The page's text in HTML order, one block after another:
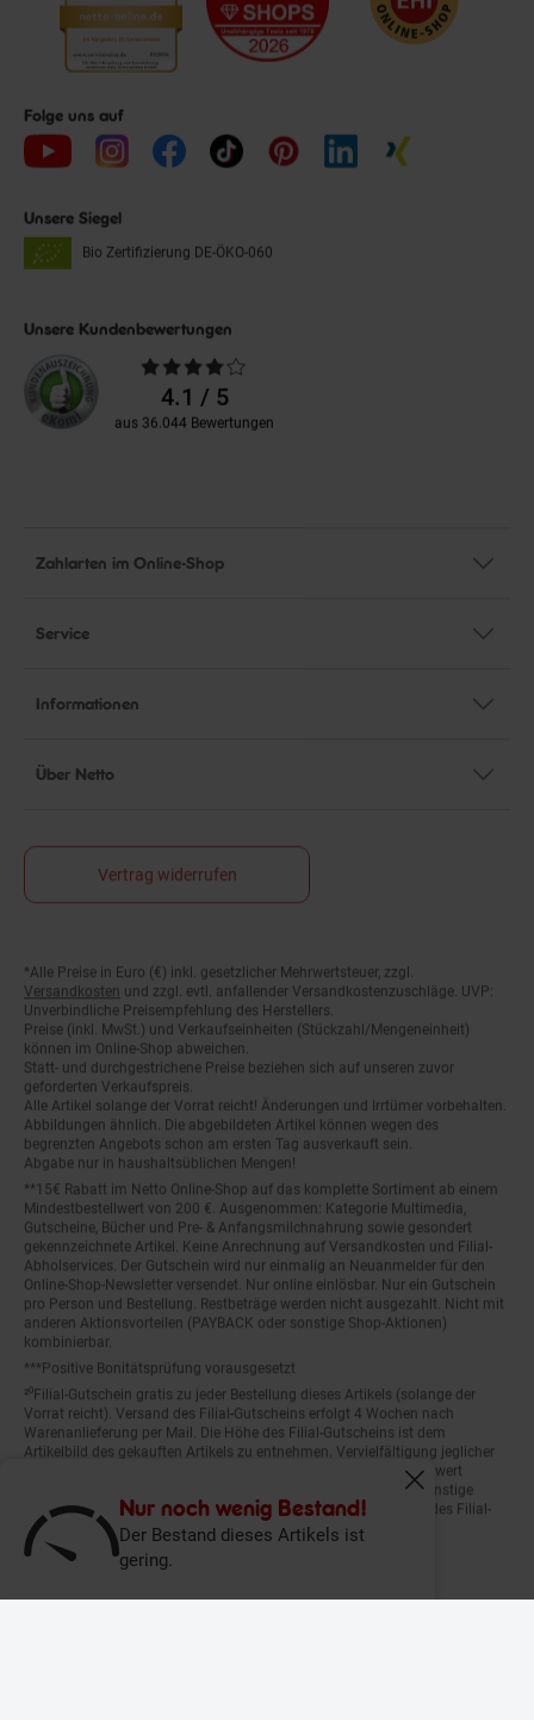
Nur noch wenig Bestand!
Der Bestand dieses Artikels ist
gering.
Fenster
Folge uns auf
Unsere Siegel
Bio Zertifizierung DE-ÖKO-060
Unsere Kundenbewertungen
Durchschnittliche
Bewertungen4.1 / 5
aus 36.044 Bewertungen
Zahlarten im Online-Shop
Service
Informationen
Über Netto
Vertrag widerrufen
Fußnoten
*Alle Preise in Euro (€) inkl. gesetzlicher Mehrwertsteuer, zzgl.
Versandkosten
und zzgl. evtl. anfallender Versandkostenzuschläge. UVP:
Unverbindliche Preisempfehlung des Herstellers.
Preise (inkl. MwSt.) und Verkaufseinheiten (Stückzahl/Mengeneinheit)
können im Online-Shop abweichen.
Statt- und durchgestrichene Preise beziehen sich auf unseren zuvor
geforderten Verkaufspreis.
Alle Artikel solange der Vorrat reicht! Änderungen und Irrtümer vorbehalten.
Abbildungen ähnlich. Die abgebildeten Artikel können wegen des
begrenzten Angebots schon am ersten Tag ausverkauft sein.
Abgabe nur in haushaltsüblichen Mengen!
**15€ Rabatt im Netto Online-Shop auf das komplette Sortiment ab einem
Mindestbestellwert von 200 €. Ausgenommen: Kategorie Multimedia,
Gutscheine, Bücher und Pre- & Anfangsmilchnahrung sowie gesondert
gekennzeichnete Artikel. Keine Anrechnung auf Versandkosten und Filial-
Abholservices. Der Gutschein wird nur einmalig an Neuanmelder für den
Online-Shop-Newsletter versendet. Nur online einlösbar. Nur ein Gutschein
pro Person und Bestellung. Restbeträge werden nicht ausgezahlt. Nicht mit
anderen Aktionsvorteilen (PAYBACK oder sonstige Shop-Aktionen)
kombinierbar.
***Positive Bonitätsprüfung vorausgesetzt
²⁰Filial-Gutschein gratis zu jeder Bestellung dieses Artikels (solange der
Vorrat reicht). Versand des Filial-Gutscheins erfolgt 4 Wochen nach
Warenanlieferung per Mail. Die Höhe des Filial-Gutscheins ist dem
Artikelbild des gekauften Artikels zu entnehmen. Vervielfältigung jeglicher
Art nicht gestattet. Der Filial-Gutschein ist ohne Mindesteinkaufswert
einlösbar. Nicht mit anderen Aktionsvorteilen (PAYBACK oder sonstige
Shop-Aktionen) kombinierbar. Der jeweilige Gültigkeitszeitraum des Filial-
Gutscheins ist darauf vermerkt.